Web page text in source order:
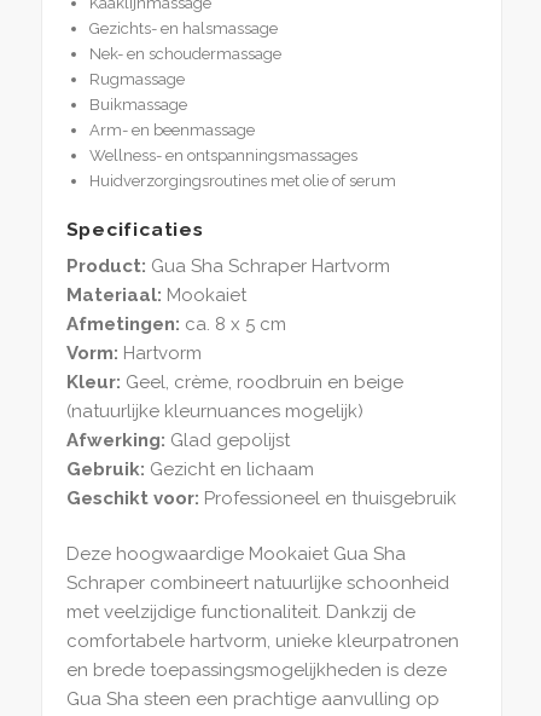
Gezichts- en halsmassage
Nek- en schoudermassage
Rugmassage
Buikmassage
Arm- en beenmassage
Wellness- en ontspanningsmassages
Huidverzorgingsroutines met olie of serum
Specificaties
Product: Gua Sha Schraper Hartvorm
Materiaal: Mookaiet
Afmetingen: ca. 8 x 5 cm
Vorm: Hartvorm
Kleur: Geel, crème, roodbruin en beige
(natuurlijke kleurnuances mogelijk)
Afwerking: Glad gepolijst
Gebruik: Gezicht en lichaam
Geschikt voor: Professioneel en thuisgebruik
Deze hoogwaardige Mookaiet Gua Sha
Schraper combineert natuurlijke schoonheid
met veelzijdige functionaliteit. Dankzij de
comfortabele hartvorm, unieke kleurpatronen
en brede toepassingsmogelijkheden is deze
Gua Sha steen een prachtige aanvulling op